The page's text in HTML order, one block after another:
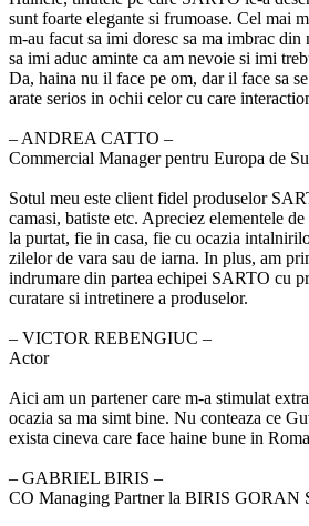
sunt foarte elegante si frumoase. Cel mai
m-au facut sa imi doresc sa ma imbrac
sa imi aduc aminte ca am nevoie si imi
Da, haina nu il face pe om, dar il face sa
arate serios in ochii celor cu care
‒ ANDREA CATTO –
Commercial Manager pentru Europa de
Sotul meu este client fidel produselor
camasi, batiste etc. Apreciez elementele
la purtat, fie in casa, fie cu ocazia
zilelor de vara sau de iarna. In plus, am
indrumare din partea echipei SARTO cu
curatare si intretinere a produselor.
‒ VICTOR REBENGIUC –
Actor
Aici am un partener care m-a stimulat
ocazia sa ma simt bine. Nu conteaza ce
exista cineva care face haine bune in
‒ GABRIEL BIRIS –
CO Managing Partner la BIRIS GORAN